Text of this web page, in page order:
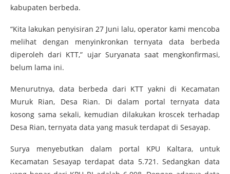
kabupaten berbeda.
“Kita lakukan penyisiran 27 Juni lalu, operator kami mencoba
melihat dengan menyinkronkan ternyata data berbeda
diperoleh dari KTT,” ujar Suryanata saat mengkonfirmasi,
belum lama ini.
Menurutnya, data berbeda dari KTT yakni di Kecamatan
Muruk Rian, Desa Rian. Di dalam portal ternyata data
kosong sama sekali, kemudian dilakukan kroscek terhadap
Desa Rian, ternyata data yang masuk terdapat di Sesayap.
Surya menyebutkan dalam portal KPU Kaltara, untuk
Kecamatan Sesayap terdapat data 5.721. Sedangkan data